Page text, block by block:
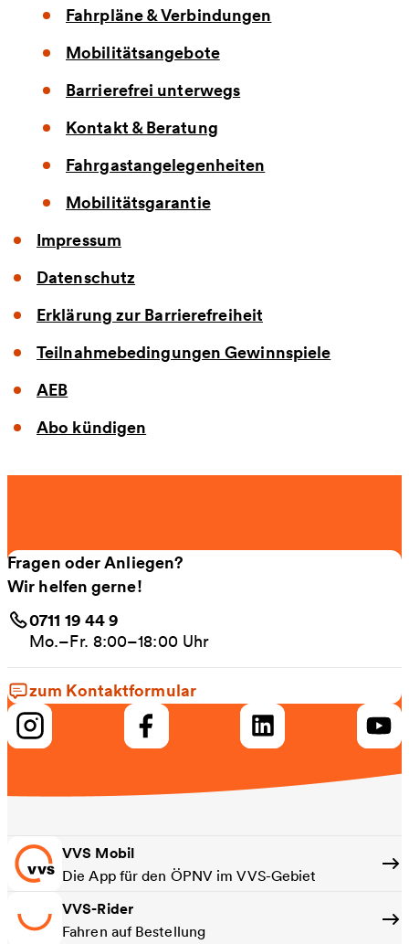
Fahrpläne & Verbindungen
Mobilitätsangebote
Barrierefrei unterwegs
Kontakt & Beratung
Fahrgastangelegenheiten
Mobilitätsgarantie
Impressum
Datenschutz
Erklärung zur Barrierefreiheit
Teilnahmebedingungen Gewinnspiele
AEB
Abo kündigen
Fragen oder Anliegen?
Wir helfen gerne!
0711 19 44 9
Mo.–Fr. 8:00–18:00 Uhr
zum Kontaktformular
VVS Mobil
Die App für den ÖPNV im VVS-Gebiet
VVS-Rider
Fahren auf Bestellung